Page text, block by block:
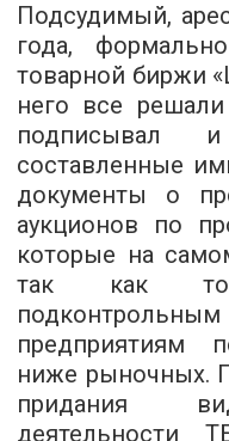
Подсудимый,
года,
товарной биржи
него все
подписывал
составленные
документы о
аукционов по
которые на
так как
предприятиям
ниже рыночных.
придания
деятельности